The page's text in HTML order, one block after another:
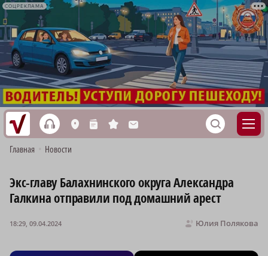
СОЦРЕКЛАМА
h L n s M S
Главная Новости
Экс-главу Балахнинского округа Александра
Галкина отправили под домашний арест
Юлия Полякова
18:29, 09.04.2024